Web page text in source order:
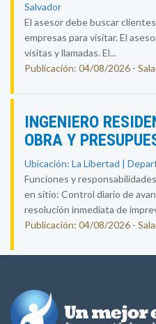
Salvador
El asesor debe buscar
empresas para visitar. El
visitas y llamadas. El...
Publicación: 04/08/2026 -
INGENIERO
OBRA Y
Ubicación: La Libertad |
Funciones y
en sitio: Control diario de
resolución inmediata de
Publicación: 04/08/2026 -